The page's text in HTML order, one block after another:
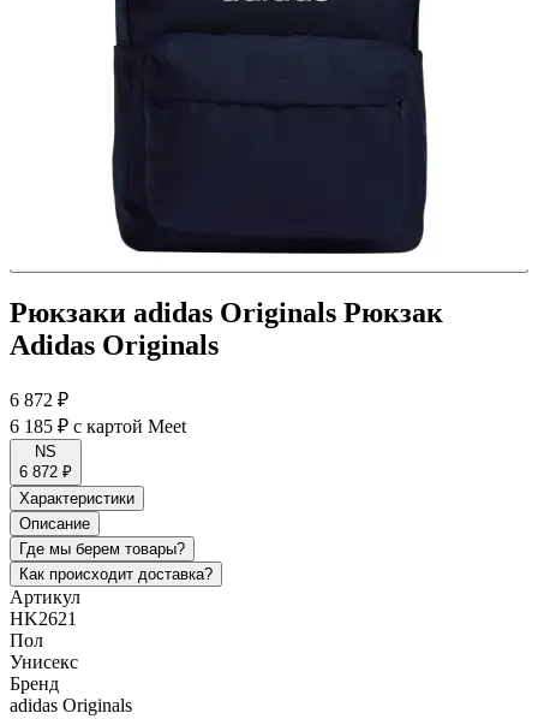
Рюкзаки adidas Originals Рюкзак
Adidas Originals
6 872 ₽
6 185 ₽ с картой Meet
NS
6 872 ₽
Характеристики
Описание
Где мы берем товары?
Как происходит доставка?
Артикул
HK2621
Пол
Унисекс
Бренд
adidas Originals